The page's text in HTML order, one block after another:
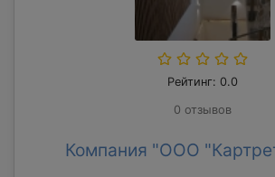
Рейтинг: 0.0
0 отзывов
Компания "ООО